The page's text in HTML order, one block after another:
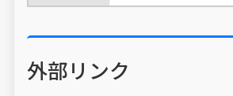
外部リンク